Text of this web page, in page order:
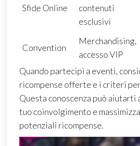
Sfide Online
contenuti
esclusivi
Convention
Merchandising,
accesso VIP
Quando partecipi a eventi,
ricompense offerte e i criteri
Questa conoscenza può aiutarti
tuo coinvolgimento e
potenziali ricompense.